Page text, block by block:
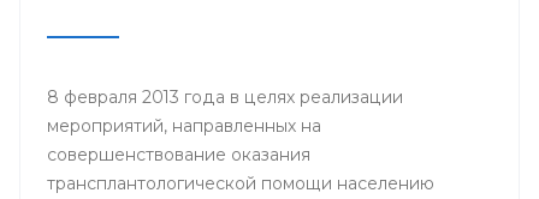
8 февраля 2013 года в целях реализации
мероприятий, направленных на
совершенствование оказания
трансплантологической помощи населению